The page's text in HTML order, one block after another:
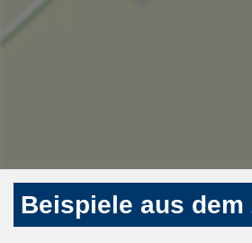
Beispiele aus